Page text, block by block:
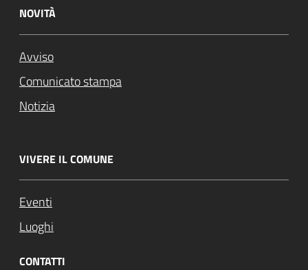
NOVITÀ
Avviso
Comunicato stampa
Notizia
VIVERE IL COMUNE
Eventi
Luoghi
CONTATTI